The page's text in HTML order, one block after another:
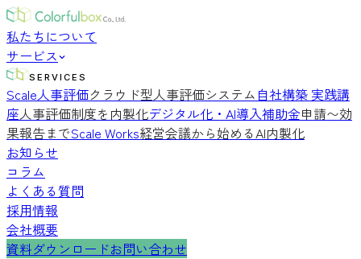
私たちについて
サービス
SERVICES
Scale人事評価クラウド型人事評価システム 自社構築 実践講
座人事評価制度を内製化デジタル化・AI導入補助金申請〜効
果報告までScale Works経営会議から始めるAI内製化
お知らせ
コラム
よくある質問
採用情報
会社概要
資料ダウンロードお問い合わせ